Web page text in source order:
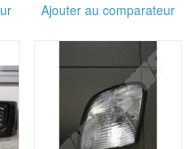
Ajouter au comparateur